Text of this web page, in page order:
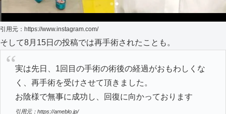
引用元：https://www.instagram.com/
そして8月15日の投稿では再手術されたことも。
実は先日、1回目の手術の術後の経過がおもわしくな
く、再手術を受けさせて頂きました。
お陰様で無事に成功し、回復に向かっております
引用元：https://ameblo.jp/